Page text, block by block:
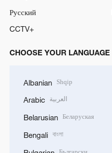
Русский
CCTV+
CHOOSE YOUR LANGUAGE
Albanian Shqip
Arabic العربية
Belarusian Беларуская
Bengali বাংলা